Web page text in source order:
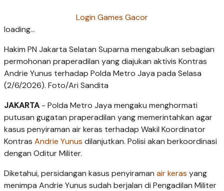
Login Games Gacor
loading...
Hakim PN Jakarta Selatan Suparna mengabulkan sebagian
permohonan praperadilan yang diajukan aktivis Kontras
Andrie Yunus terhadap Polda Metro Jaya pada Selasa
(2/6/2026). Foto/Ari Sandita
JAKARTA - Polda Metro Jaya mengaku menghormati
putusan gugatan praperadilan yang memerintahkan agar
kasus penyiraman air keras terhadap Wakil Koordinator
Kontras Andrie Yunus dilanjutkan. Polisi akan berkoordinasi
dengan Oditur Militer.
Diketahui, persidangan kasus penyiraman air keras yang
menimpa Andrie Yunus sudah berjalan di Pengadilan Militer